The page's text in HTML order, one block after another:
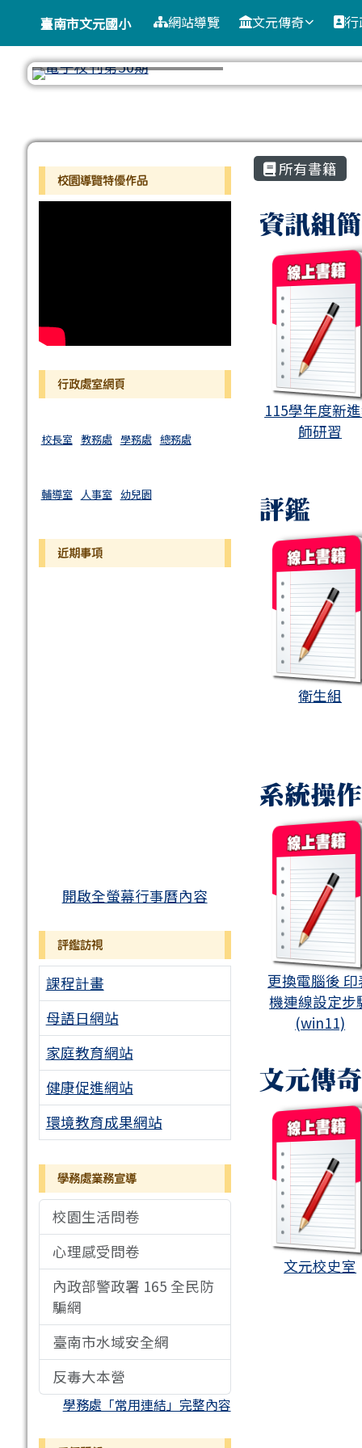
臺南市文元國小
導覽列臺南市文元國小 網站導覽 文元傳奇
左邊區域內容
校園導覽特優作品
行政處室網頁
校長室 教務處 學務處 總務處
輔導室 人事室 幼兒園
近期事項
開啟全螢幕行事曆內容
評鑑訪視
課程計畫
母語日網站
家庭教育網站
健康促進網站
環境教育成果網站
學務處業務宣導
校園生活問卷
心理感受問卷
內政部警政署 165 全民防
騙網
臺南市水域安全網
反毒大本營
學務處「常用連結」完整內容
主內容區
所有書籍
All
資訊組
115學年度新
師研習
評鑑
book:
衛生組
系統操作
更換電腦後 印
機連線設定步
(win11)
文元傳奇
book:
文元校史室
頁尾區域